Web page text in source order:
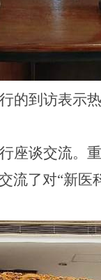
到访表示
座谈交流。
了对“新医